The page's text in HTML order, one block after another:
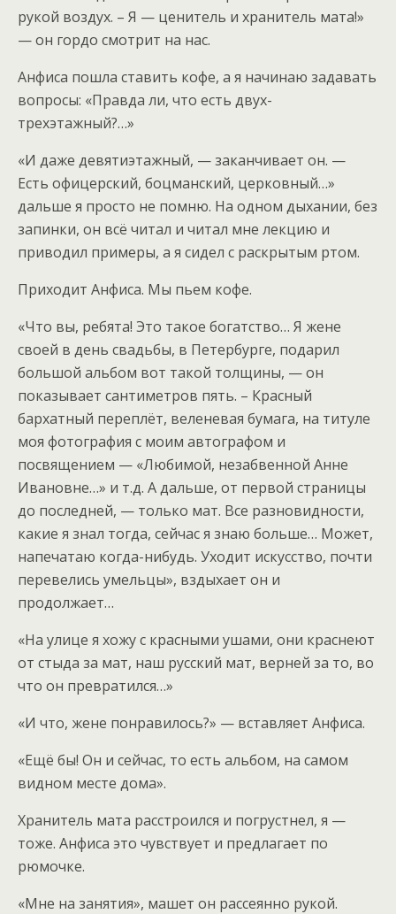
рукой воздух. – Я — ценитель и хранитель мата!»
— он гордо смотрит на нас.
Анфиса пошла ставить кофе, а я начинаю задавать
вопросы: «Правда ли, что есть двух-
трехэтажный?…»
«И даже девятиэтажный, — заканчивает он. —
Есть офицерский, боцманский, церковный…»
дальше я просто не помню. На одном дыхании, без
запинки, он всё читал и читал мне лекцию и
приводил примеры, а я сидел с раскрытым ртом.
Приходит Анфиса. Мы пьем кофе.
«Что вы, ребята! Это такое богатство… Я жене
своей в день свадьбы, в Петербурге, подарил
большой альбом вот такой толщины, — он
показывает сантиметров пять. – Красный
бархатный переплёт, веленевая бумага, на титуле
моя фотография с моим автографом и
посвящением — «Любимой, незабвенной Анне
Ивановне…» и т.д. А дальше, от первой страницы
до последней, — только мат. Все разновидности,
какие я знал тогда, сейчас я знаю больше… Может,
напечатаю когда-нибудь. Уходит искусство, почти
перевелись умельцы», вздыхает он и
продолжает…
«На улице я хожу с красными ушами, они краснеют
от стыда за мат, наш русский мат, верней за то, во
что он превратился…»
«И что, жене понравилось?» — вставляет Анфиса.
«Ещё бы! Он и сейчас, то есть альбом, на самом
видном месте дома».
Хранитель мата расстроился и погрустнел, я —
тоже. Анфиса это чувствует и предлагает по
рюмочке.
«Мне на занятия», машет он рассеянно рукой.